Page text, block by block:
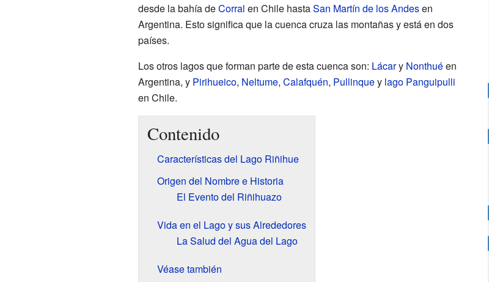
desde la bahía deCorral en Chile hastaSan Martín de los Andesen
Argentina. Esto significa que la cuenca cruza las montañas y está en dos
países.
Los otros lagos que forman parte de esta cuenca son: Lácary Nonthuéen
Argentina, y Pirihueico, Neltume, Calafquén, Pullinquey lago Panguipulli
en Chile.
Contenido
Características del Lago Riñihue
Origen del Nombre e Historia
El Evento del Riñihuazo
Vida en el Lago y sus Alrededores
La Salud del Agua del Lago
Véase también